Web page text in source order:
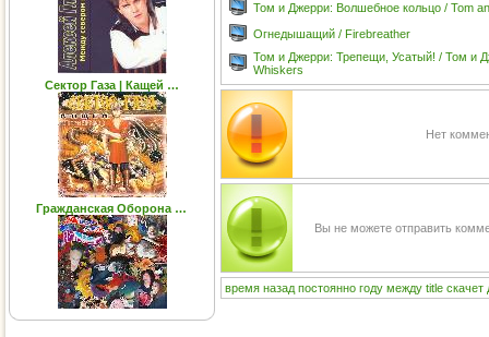
Сектор Газа | Кащей …
Гражданская Оборона …
Том и Джерри: Волшебное кольцо / Tom
Огнедышащий / Firebreather
Том и Джерри: Трепещи, Усатый! / Том и
Whiskers
Нет
Вы не можете отправить
время назад постоянно году между title скачет